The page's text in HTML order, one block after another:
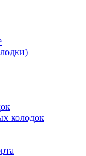
колодок